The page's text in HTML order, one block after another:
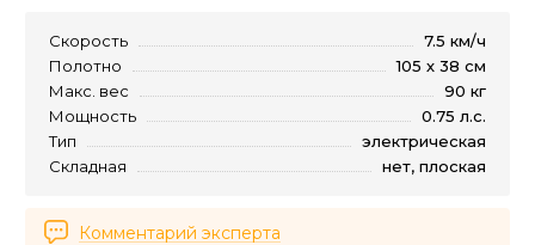
Скорость
7.5 км/ч
Полотно
105 х 38 см
Макс. вес
90 кг
Мощность
0.75 л.с.
Тип
электрическая
Складная
нет, плоская
Комментарий эксперта